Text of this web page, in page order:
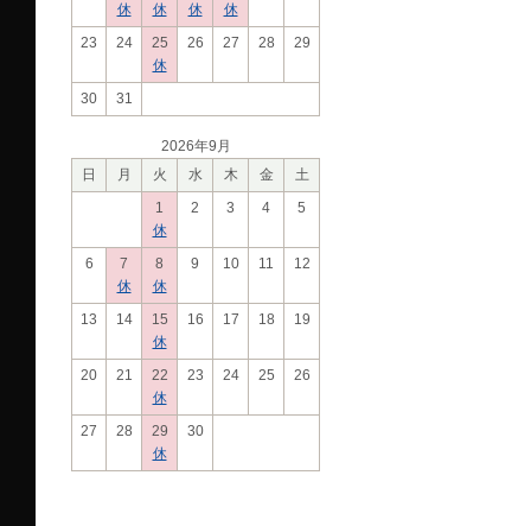
休
休
休
休
23 24
25
休
26 27 28 29
30 31
2026年9月
日
月 火 水 木 金
土
1
休
2 3 4 5
6
7
休
8
休
9 10 11 12
13 14
15
休
16 17 18 19
20 21
22
休
23 24 25 26
27 28
29
休
30